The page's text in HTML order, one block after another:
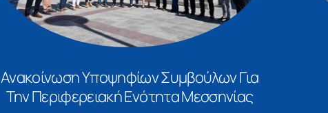
Ανακοίνωση Υποψηφίων Συμβούλων Για
Την Περιφερειακή Ενότητα Μεσσηνίας